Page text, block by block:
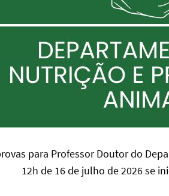
para Professor Doutor do
12h de 16 de julho de 2026 se